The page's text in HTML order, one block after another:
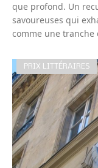
que profond. Un
savoureuses qui
comme une tranche
PRIX LITTÉRAIRES